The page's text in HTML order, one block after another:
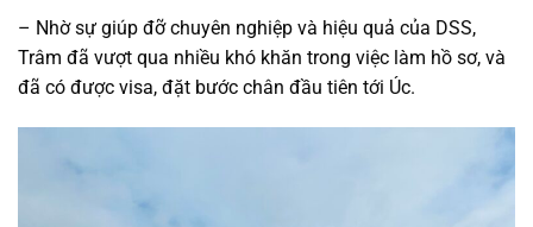
– Nhờ sự giúp đỡ chuyên nghiệp và hiệu quả của DSS,
Trâm đã vượt qua nhiều khó khăn trong việc làm hồ sơ, và
đã có được visa, đặt bước chân đầu tiên tới Úc.